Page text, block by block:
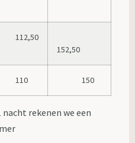
112,50
152,50
110 150
rekenen we een